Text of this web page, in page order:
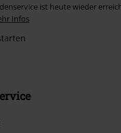
ist heute wieder
Infos